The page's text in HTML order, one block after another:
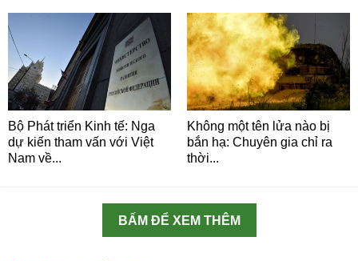
Bộ Phát triển Kinh tế: Nga
dự kiến tham vấn với Việt
Nam về...
Không một tên lửa nào bị
bắn hạ: Chuyên gia chỉ ra
thời...
BẤM ĐỂ XEM THÊM